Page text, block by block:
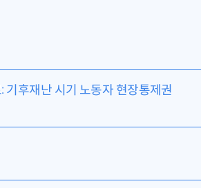
기후재난 시기 노동자 현장통제권